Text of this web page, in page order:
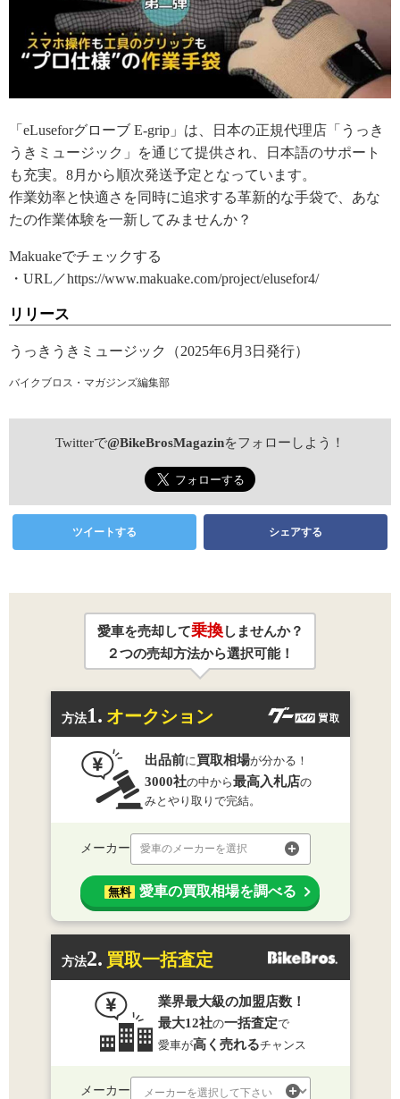
「eLuseforグローブ E-grip」は、日本の正規代理店「うっき
うきミュージック」を通じて提供され、日本語のサポート
も充実。8月から順次発送予定となっています。
作業効率と快適さを同時に追求する革新的な手袋で、あな
たの作業体験を一新してみませんか？
Makuakeでチェックする
・URL／https://www.makuake.com/project/elusefor4/
リリース
うっきうきミュージック（2025年6月3日発行）
バイクブロス・マガジンズ編集部
Twitterで@BikeBrosMagazinをフォローしよう！
ツイートする シェアする
愛車を売却して乗換しませんか？
２つの売却方法から選択可能！
方法1. オークション
出品前に 買取相場が分かる！
3000社の中から最高入札店の
みとやり取りで完結。
メーカー 愛車のメーカーを選択
無料 愛車の買取相場を調べる
方法2. 買取一括査定
業界最大級の加盟店数！
最大12社の一括査定で
愛車が高く売れるチャンス
メーカー